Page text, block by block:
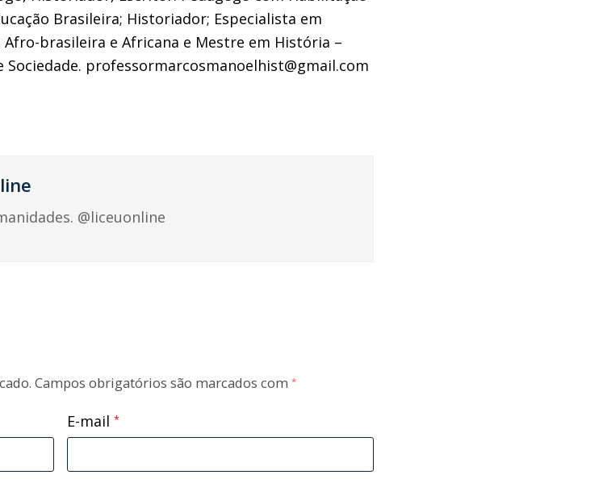
Brasileira; Historiador; Especialista em
brasileira e Africana e Mestre em História –
Sociedade. professormarcosmanoelhist@gmail.com
@liceuonline
Campos obrigatórios são marcados com *
E-mail *